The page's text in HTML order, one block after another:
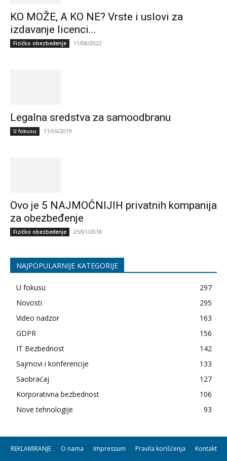
KO MOŽE, A KO NE? Vrste i uslovi za
izdavanje licenci...
Fizičko obezbeđenje 11/08/2022
Legalna sredstva za samoodbranu
U fokusu 11/06/2019
Ovo je 5 NAJMOĆNIJIH privatnih kompanija
za obezbeđenje
Fizičko obezbeđenje 25/01/2018
NAJPOPULARNIJE KATEGORIJE
U fokusu
297
Novosti
295
Video nadzor
163
GDPR
156
IT Bezbednost
142
Sajmovi i konferencije
133
Saobraćaj
127
Korporativna bezbednost
106
Nove tehnologije
93
REKLAMIRANJE O nama Impressum Pravila korišćenja Kontakt